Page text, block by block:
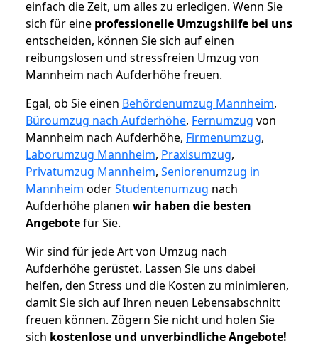
einfach die Zeit, um alles zu erledigen. Wenn Sie
sich für eine professionelle Umzugshilfe bei uns
entscheiden, können Sie sich auf einen
reibungslosen und stressfreien Umzug von
Mannheim nach Aufderhöhe freuen.
Egal, ob Sie einen Behördenumzug Mannheim,
Büroumzug nach Aufderhöhe, Fernumzug von
Mannheim nach Aufderhöhe, Firmenumzug,
Laborumzug Mannheim, Praxisumzug,
Privatumzug Mannheim, Seniorenumzug in
Mannheim oderStudentenumzug nach
Aufderhöhe planen wir haben die besten
Angebotefür Sie.
Wir sind für jede Art von Umzug nach
Aufderhöhe gerüstet. Lassen Sie uns dabei
helfen, den Stress und die Kosten zu minimieren,
damit Sie sich auf Ihren neuen Lebensabschnitt
freuen können. Zögern Sie nicht und holen Sie
sich kostenlose und unverbindliche Angebote!